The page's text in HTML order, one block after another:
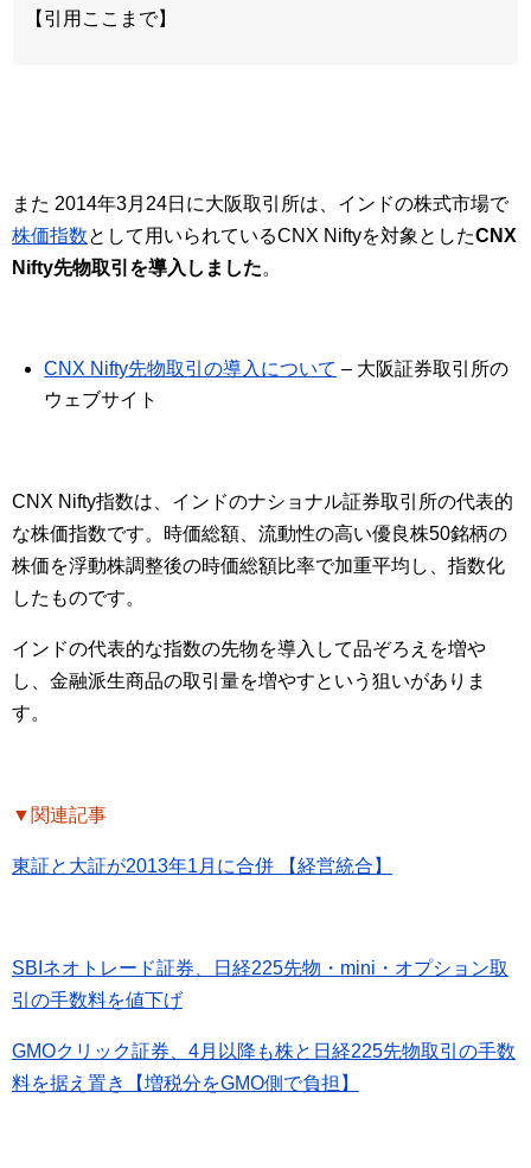
【引用ここまで】
また 2014年3月24日に大阪取引所は、インドの株式市場で
株価指数として用いられているCNX Niftyを対象としたCNX
Nifty先物取引を導入しました。
CNX Nifty先物取引の導入について – 大阪証券取引所の
ウェブサイト
CNX Nifty指数は、インドのナショナル証券取引所の代表的
な株価指数です。時価総額、流動性の高い優良株50銘柄の
株価を浮動株調整後の時価総額比率で加重平均し、指数化
したものです。
インドの代表的な指数の先物を導入して品ぞろえを増や
し、金融派生商品の取引量を増やすという狙いがありま
す。
▼関連記事
東証と大証が2013年1月に合併 【経営統合】
SBIネオトレード証券、日経225先物・mini・オプション取
引の手数料を値下げ
GMOクリック証券、4月以降も株と日経225先物取引の手数
料を据え置き【増税分をGMO側で負担】